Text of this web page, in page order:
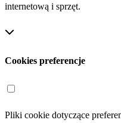
internetową i sprzęt.
Cookies preferencje
Pliki cookie dotyczące